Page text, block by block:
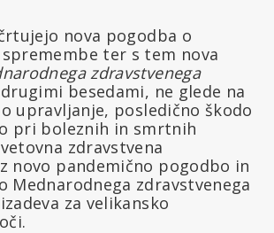
nova pogodba o
ter s tem nova
zdravstvenega
besedami, ne glede na
upravljanje, posledično škodo
pri boleznih in smrtnih
zdravstvena
novo pandemično pogodbo in
Mednarodnega zdravstvenega
za velikansko